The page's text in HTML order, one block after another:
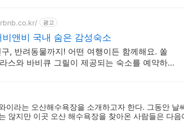
광고
앤비 국내 숨은 감성숙소
, 반려동물까지! 어떤 여행이든 함께해요. 쏠
스와 바비큐 그릴이 제공되는 숙소를 예약하
이라는 오산해수욕장을 소개하고자 한다. 그동안 날
않지만 이곳 오산 해수욕장을 찾아온 사람들은 다